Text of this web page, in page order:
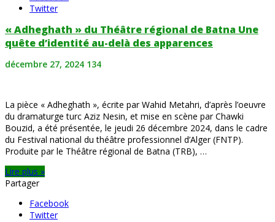
Twitter
« Adheghath » du Théâtre régional de Batna Une
quête d’identité au-delà des apparences
décembre 27, 2024 134
La pièce « Adheghath », écrite par Wahid Metahri, d’après l’oeuvre
du dramaturge turc Aziz Nesin, et mise en scène par Chawki
Bouzid, a été présentée, le jeudi 26 décembre 2024, dans le cadre
du Festival national du théâtre professionnel d’Alger (FNTP).
Produite par le Théâtre régional de Batna (TRB), …
Lire plus »
Partager
Facebook
Twitter